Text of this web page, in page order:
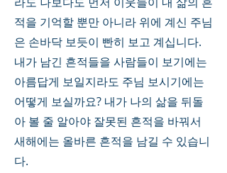
적을 기억할 뿐만 아니라 위에 계신 주님
은 손바닥 보듯이 빤히 보고 계십니다.
내가 남긴 흔적들을 사람들이 보기에는
아름답게 보일지라도 주님 보시기에는
어떻게 보실까요? 내가 나의 삶을 뒤돌
아 볼 줄 알아야 잘못된 흔적을 바꿔서
새해에는 올바른 흔적을 남길 수 있습니
다.